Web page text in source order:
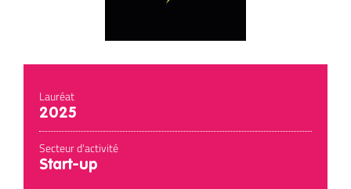
Lauréat
2025
Secteur d'activité
Start-up